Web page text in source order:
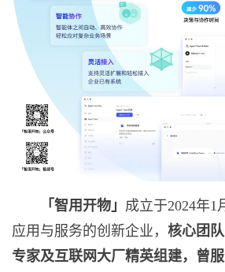
「智用开物」 成立于2024年
应用与服务的创新企业， 核心团
专家及互联网大厂精英组建，曾